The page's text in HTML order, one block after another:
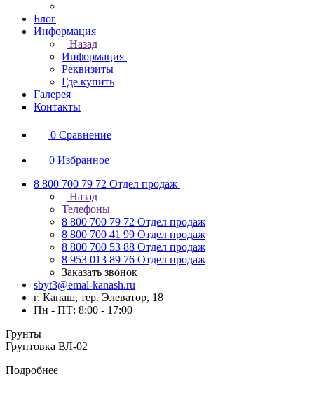
Блог
Информация
Назад
Информация
Реквизиты
Где купить
Галерея
Контакты
0 Сравнение
0 Избранное
8 800 700 79 72 Отдел продаж
Назад
Телефоны
8 800 700 79 72 Отдел продаж
8 800 700 41 99 Отдел продаж
8 800 700 53 88 Отдел продаж
8 953 013 89 76 Отдел продаж
Заказать звонок
sbyt3@emal-kanash.ru
г. Канаш, тер. Элеватор, 18
Пн - ПТ: 8:00 - 17:00
Грунты
Грунтовка ВЛ-02
Подробнее